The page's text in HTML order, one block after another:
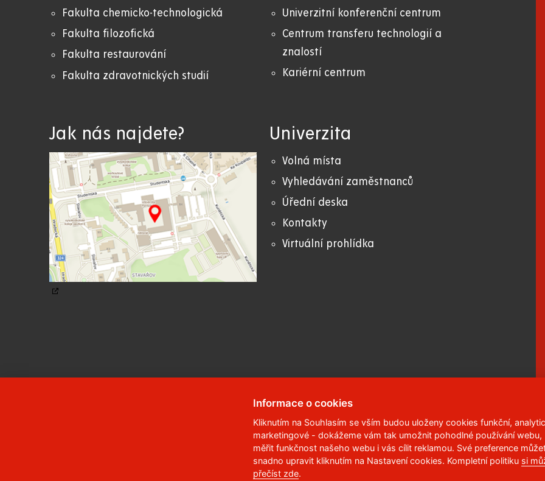
Fakulta chemicko-technologická
Fakulta filozofická
Fakulta restaurování
Fakulta zdravotnických studií
Univerzitní konferenční centrum
Centrum transferu technologií a
znalostí
Kariérní centrum
Jak nás najdete? Univerzita
Volná místa
Vyhledávání zaměstnanců
Úřední deska
Kontakty
Virtuální prohlídka
Studentská 95,532 10 Pardubice 2
466 036 111, 466 036 112, 466 036 113
Informace o cookies
Kliknutím na Souhlasím se vším budou uloženy cookies funkční,
marketingové - dokážeme vám tak umožnit pohodlné používání webu,
měřit funkčnost našeho webu i vás cílit reklamou. Své preference
snadno upravit kliknutím na Nastavení cookies. Kompletní politiku si
přečíst zde.